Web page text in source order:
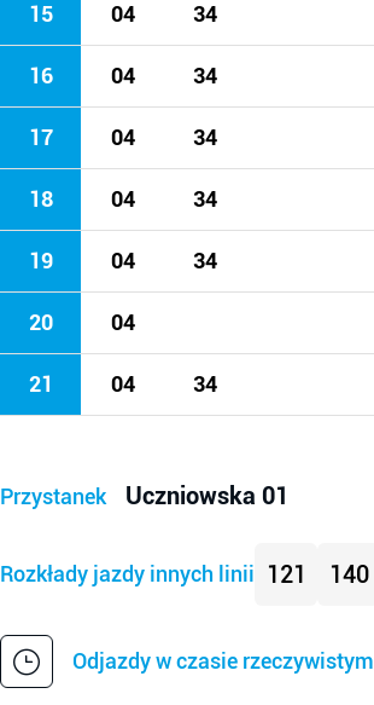
15 04 34
16 04 34
17 04 34
18 04 34
19 04 34
20 04
21 04 34
Przystanek Uczniowska 01
Rozkłady jazdy innych linii 121 140
Odjazdy w czasie rzeczywistym